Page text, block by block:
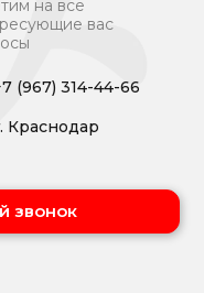
на все
вас
(967) 314-44-66
Краснодар
звонок